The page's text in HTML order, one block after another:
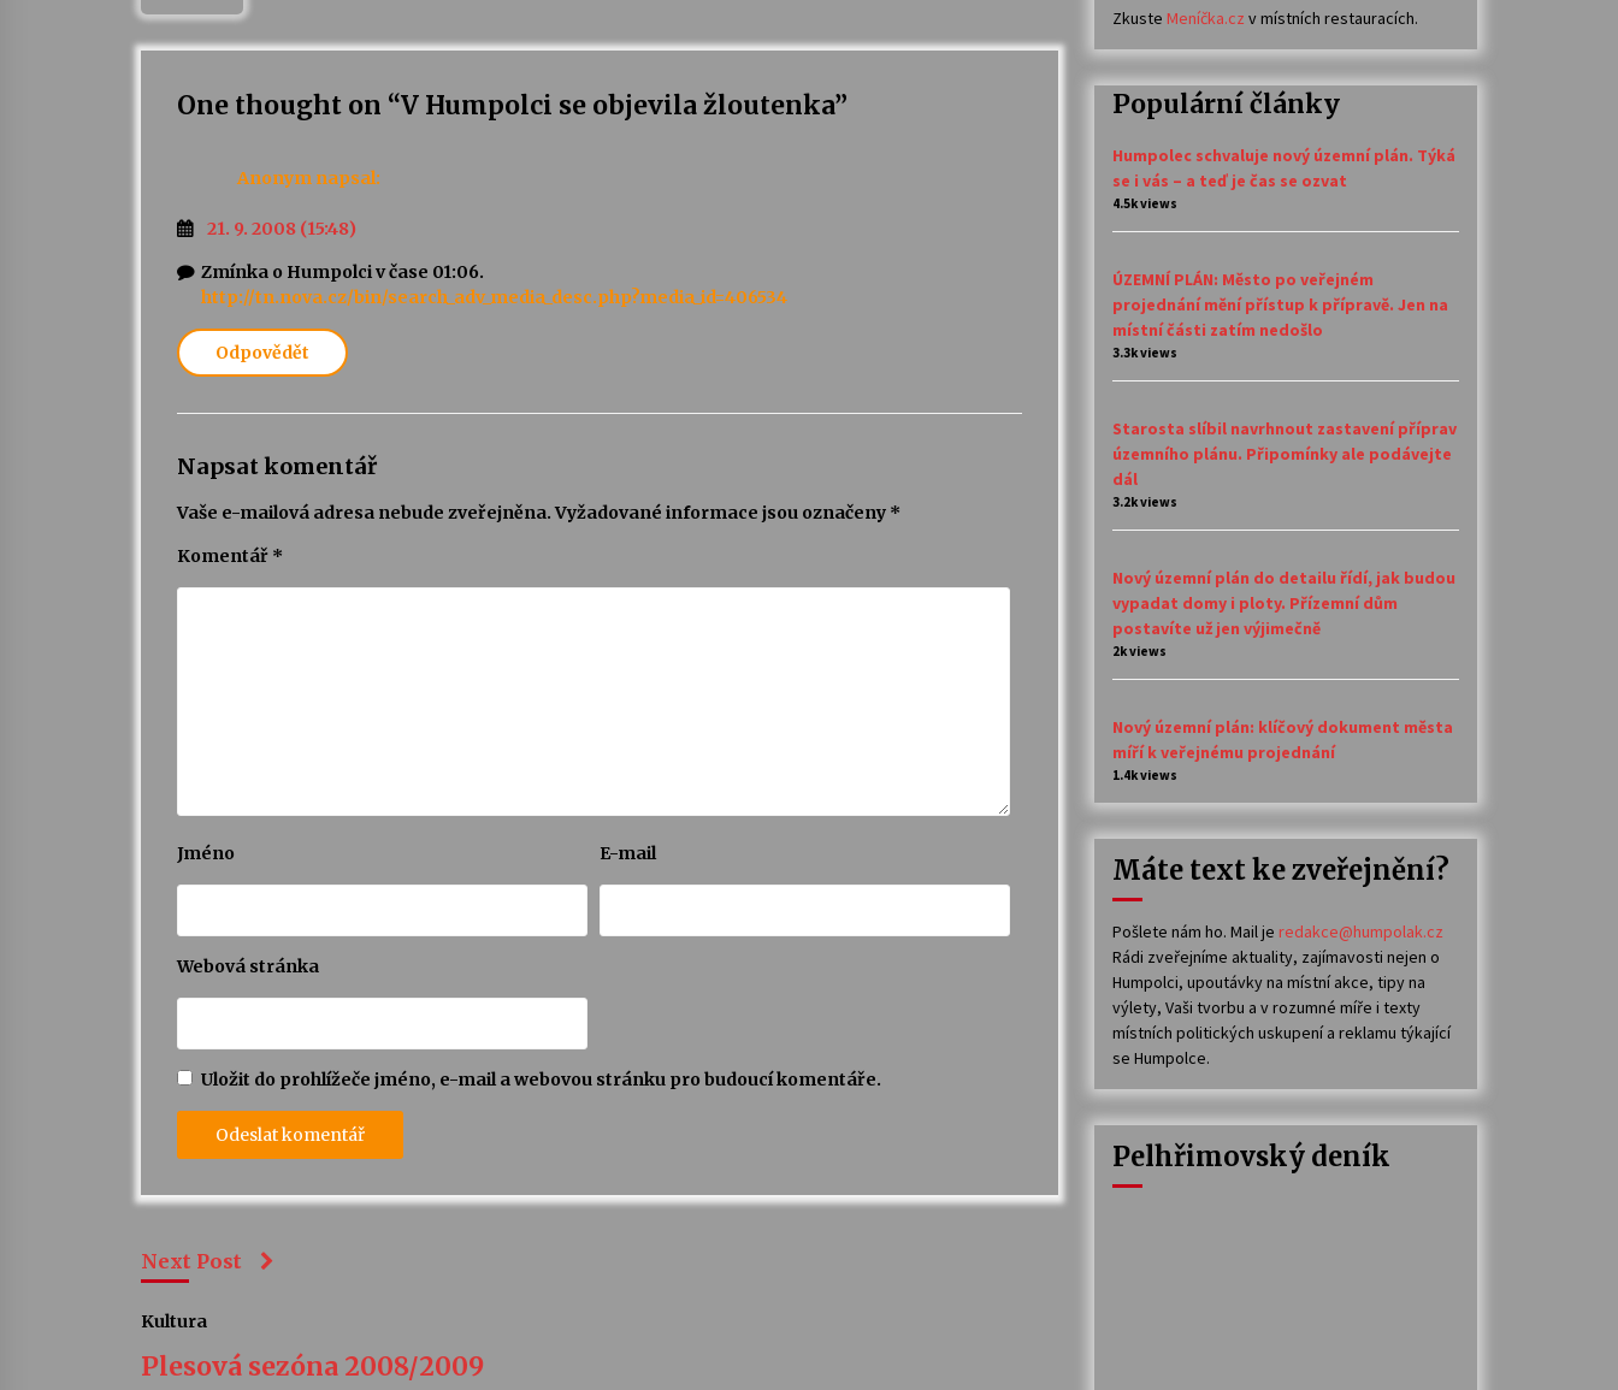
One thought on “V Humpolci se objevila žloutenka”
Anonym napsal:
21. 9. 2008 (15:48)
Zmínka o Humpolci v čase 01:06.
http://tn.nova.cz/bin/search_adv_media_desc.php?media_id=406534
Odpovědět
Napsat komentář
Vaše e-mailová adresa nebude zveřejněna. Vyžadované informace jsou označeny *
Komentář *
Jméno E-mail
Webová stránka
Uložit do prohlížeče jméno, e-mail a webovou stránku pro budoucí komentáře.
Next Post
Kultura
Plesová sezóna 2008/2009
Zkuste Meníčka.cz v místních restauracích.
Populární články
Humpolec schvaluje nový územní plán. Týká
se i vás – a teď je čas se ozvat
4.5k views
ÚZEMNÍ PLÁN: Město po veřejném
projednání mění přístup k přípravě. Jen na
místní části zatím nedošlo
3.3k views
Starosta slíbil navrhnout zastavení příprav
územního plánu. Připomínky ale podávejte
dál
3.2k views
Nový územní plán do detailu řídí, jak budou
vypadat domy i ploty. Přízemní dům
postavíte už jen výjimečně
2k views
Nový územní plán: klíčový dokument města
míří k veřejnému projednání
1.4k views
Máte text ke zveřejnění?
Pošlete nám ho. Mail je redakce@humpolak.cz
Rádi zveřejníme aktuality, zajímavosti nejen o
Humpolci, upoutávky na místní akce, tipy na
výlety, Vaši tvorbu a v rozumné míře i texty
místních politických uskupení a reklamu týkající
se Humpolce.
Pelhřimovský deník